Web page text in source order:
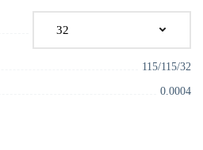
115/115/32
0.0004